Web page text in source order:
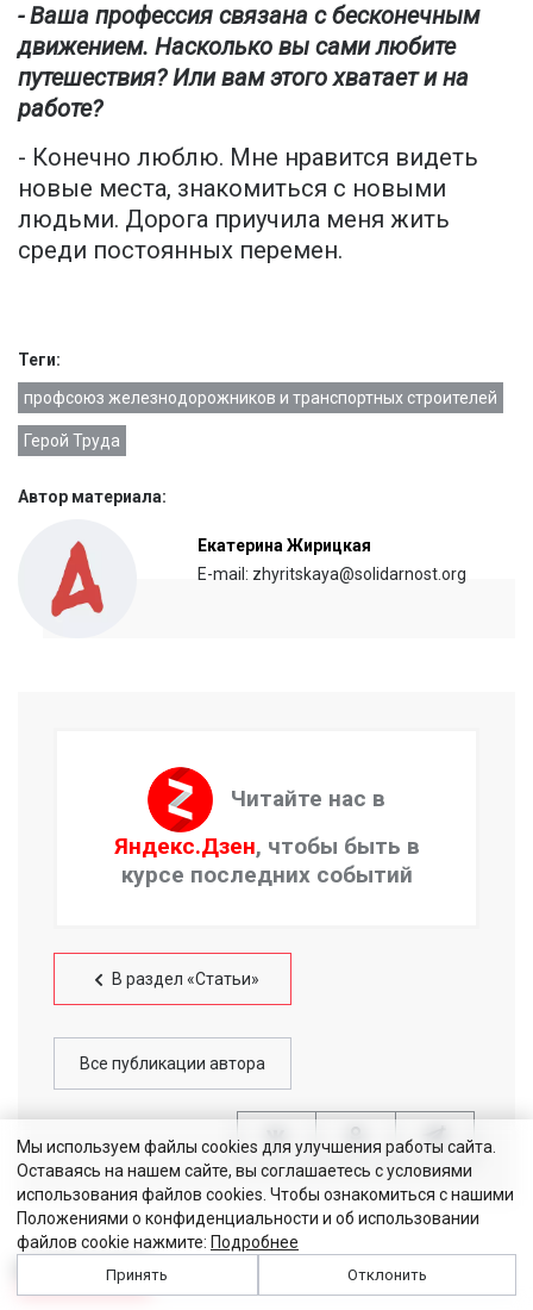
- Ваша профессия связана с бесконечным
движением. Насколько вы сами любите
путешествия? Или вам этого хватает и на
работе?
- Конечно люблю. Мне нравится видеть
новые места, знакомиться с новыми
людьми. Дорога приучила меня жить
среди постоянных перемен.
Теги:
профсоюз железнодорожников и транспортных строителей
Герой Труда
Автор материала:
Екатерина Жирицкая
E-mail: zhyritskaya@solidarnost.org
Читайте нас в
Яндекс.Дзен, чтобы быть в
курсе последних событий
В раздел «Статьи»
Все публикации автора
КОММЕНТАРИИ
Мы используем файлы cookies для улучшения работы сайта.
Оставаясь на нашем сайте, вы соглашаетесь с условиями
использования файлов cookies. Чтобы ознакомиться с нашими
Положениями о конфиденциальности и об использовании
файлов cookie нажмите: Подробнее
Принять Отклонить